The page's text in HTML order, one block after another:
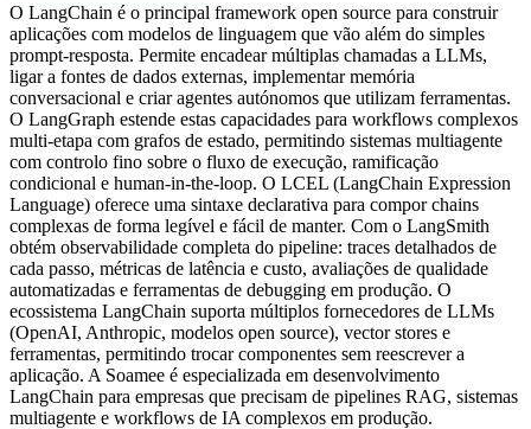
O LangChain é o principal framework open source para construir
aplicações com modelos de linguagem que vão além do simples
prompt-resposta. Permite encadear múltiplas chamadas a LLMs,
ligar a fontes de dados externas, implementar memória
conversacional e criar agentes autónomos que utilizam ferramentas.
O LangGraph estende estas capacidades para workflows complexos
multi-etapa com grafos de estado, permitindo sistemas multiagente
com controlo fino sobre o fluxo de execução, ramificação
condicional e human-in-the-loop. O LCEL (LangChain Expression
Language) oferece uma sintaxe declarativa para compor chains
complexas de forma legível e fácil de manter. Com o LangSmith
obtém observabilidade completa do pipeline: traces detalhados de
cada passo, métricas de latência e custo, avaliações de qualidade
automatizadas e ferramentas de debugging em produção. O
ecossistema LangChain suporta múltiplos fornecedores de LLMs
(OpenAI, Anthropic, modelos open source), vector stores e
ferramentas, permitindo trocar componentes sem reescrever a
aplicação. A Soamee é especializada em desenvolvimento
LangChain para empresas que precisam de pipelines RAG, sistemas
multiagente e workflows de IA complexos em produção.